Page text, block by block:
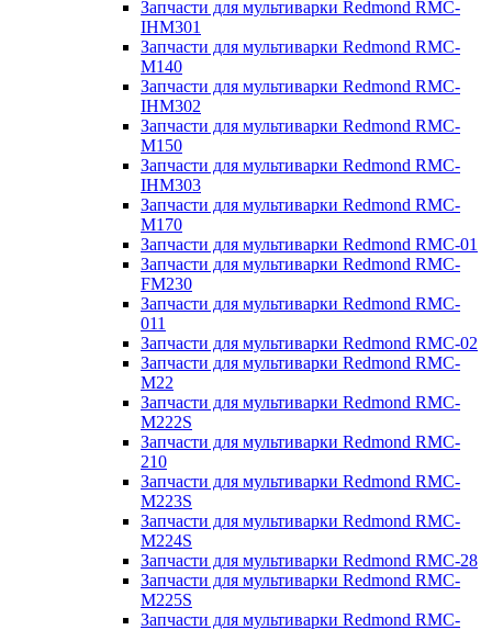
Запчасти для мультиварки Redmond RMC-
IHM301
Запчасти для мультиварки Redmond RMC-
M140
Запчасти для мультиварки Redmond RMC-
IHM302
Запчасти для мультиварки Redmond RMC-
M150
Запчасти для мультиварки Redmond RMC-
IHM303
Запчасти для мультиварки Redmond RMC-
M170
Запчасти для мультиварки Redmond RMC-01
Запчасти для мультиварки Redmond RMC-
FM230
Запчасти для мультиварки Redmond RMC-
011
Запчасти для мультиварки Redmond RMC-02
Запчасти для мультиварки Redmond RMC-
M22
Запчасти для мультиварки Redmond RMC-
M222S
Запчасти для мультиварки Redmond RMC-
210
Запчасти для мультиварки Redmond RMC-
M223S
Запчасти для мультиварки Redmond RMC-
M224S
Запчасти для мультиварки Redmond RMC-28
Запчасти для мультиварки Redmond RMC-
M225S
Запчасти для мультиварки Redmond RMC-